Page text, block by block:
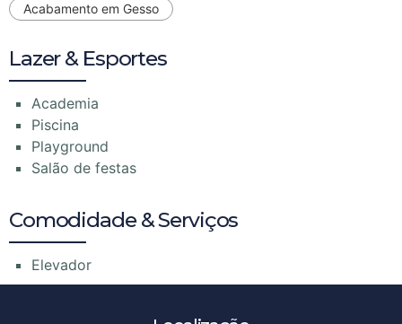
Acabamento em Gesso
Lazer & Esportes
Academia
Piscina
Playground
Salão de festas
Comodidade & Serviços
Elevador